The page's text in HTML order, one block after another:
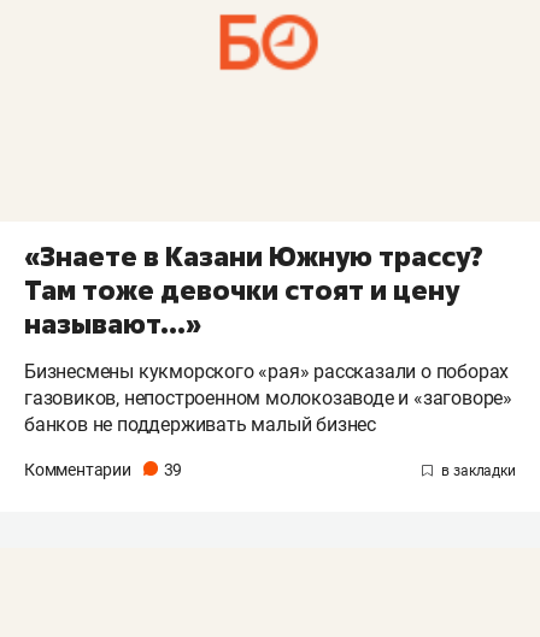
«Знаете в Казани Южную трассу?
Там тоже девочки стоят и цену
называют...»
Бизнесмены кукморского «рая» рассказали о поборах
газовиков, непостроенном молокозаводе и «заговоре»
банков не поддерживать малый бизнес
Комментарии 39